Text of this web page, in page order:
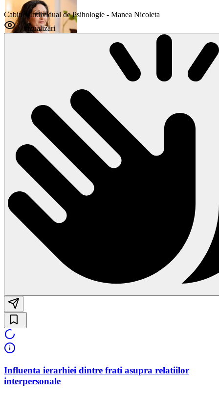
Cabinet Individual de Psihologie - Manea Nicoleta
vizualizări
Influenta ierarhiei dintre frati asupra relatiilor
interpersonale